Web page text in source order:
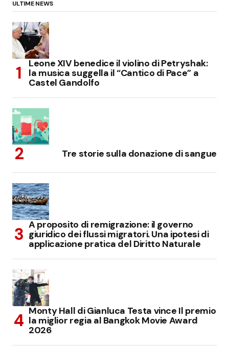
ULTIME NEWS
Leone XIV benedice il violino di Petryshak:
la musica suggella il “Cantico di Pace” a
Castel Gandolfo
Tre storie sulla donazione di sangue
A proposito di remigrazione: il governo
giuridico dei flussi migratori. Una ipotesi di
applicazione pratica del Diritto Naturale
Monty Hall di Gianluca Testa vince Il premio
la miglior regia al Bangkok Movie Award
2026